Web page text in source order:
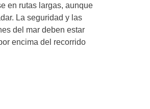
en rutas largas, aunque
La seguridad y las
del mar deben estar
encima del recorrido